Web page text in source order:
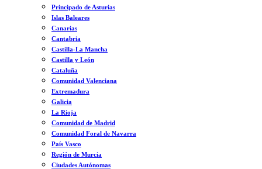
Principado de Asturias
Islas Baleares
Canarias
Cantabria
Castilla-La Mancha
Castilla y León
Cataluña
Comunidad Valenciana
Extremadura
Galicia
La Rioja
Comunidad de Madrid
Comunidad Foral de Navarra
País Vasco
Región de Murcia
Ciudades Autónomas